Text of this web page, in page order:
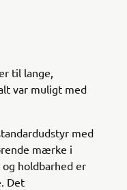
til lange,
var muligt med
med
mærke i
holdbarhed er
Det